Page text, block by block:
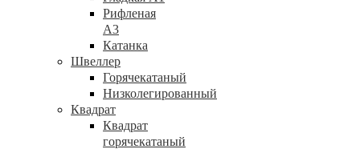
Рифленая
А3
Катанка
Швеллер
Горячекатаный
Низколегированный
Квадрат
Квадрат
горячекатаный